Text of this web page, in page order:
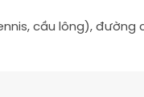
cầu lông), đường